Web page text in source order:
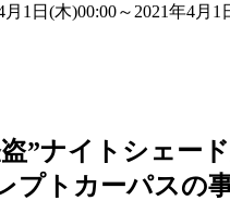
1日(木)00:00～2021年4月1
盗”ナイトシェー
プトカーパスの事